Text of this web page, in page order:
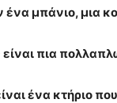
ένα μπάνιο, μια
είναι πια
ένα κτήριο